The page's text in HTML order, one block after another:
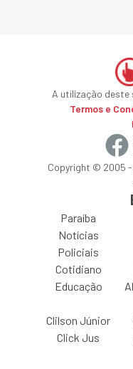
A utilização deste
Termos e
Copyright © 2005 -
Paraíba
Notícias
Policiais
Cotidiano
Educação
Clilson Júnior
Click Jus